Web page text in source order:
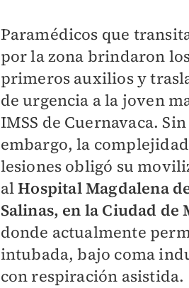
Paramédicos que
por la zona brindaron
primeros auxilios y
de urgencia a la joven
IMSS de Cuernavaca. Sin
embargo, la
lesiones obligó su
alHospital Magdalena
Salinas, en la Ciudad de
donde actualmente
intubada, bajo coma
con respiración asistida.